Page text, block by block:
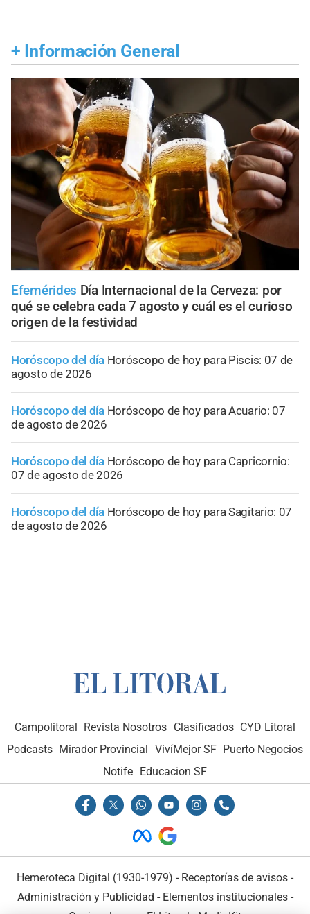
+ Información General
Efemérides Día Internacional de la Cerveza: por
qué se celebra cada 7 agosto y cuál es el curioso
origen de la festividad
Horóscopo del día Horóscopo de hoy para Piscis: 07 de
agosto de 2026
Horóscopo del día Horóscopo de hoy para Acuario: 07
de agosto de 2026
Horóscopo del día Horóscopo de hoy para Capricornio:
07 de agosto de 2026
Horóscopo del día Horóscopo de hoy para Sagitario: 07
de agosto de 2026
Campolitoral Revista Nosotros Clasificados CYD Litoral
Podcasts Mirador Provincial VivíMejor SF Puerto Negocios
Notife Educacion SF
Hemeroteca Digital (1930-1979) - Receptorías de avisos -
Administración y Publicidad - Elementos institucionales-